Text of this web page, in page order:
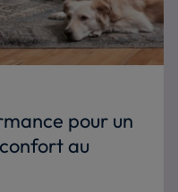
pour un
au